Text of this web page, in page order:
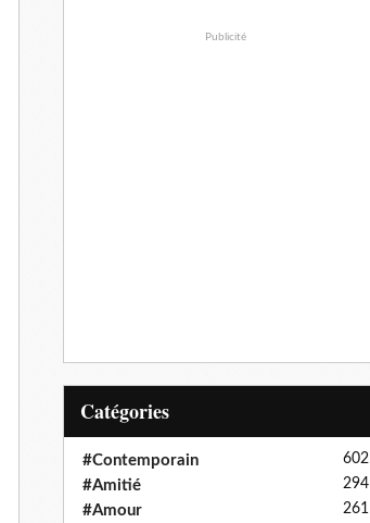
Publicité
Catégories
#Contemporain 602
#Amitié 294
#Amour 261